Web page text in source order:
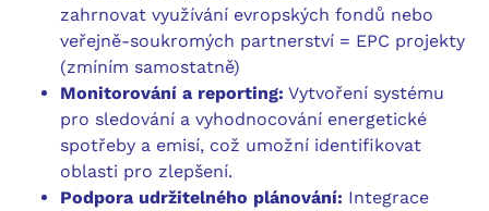
zahrnovat využívání evropských fondů nebo
veřejně-soukromých partnerství = EPC projekty
(zmíním samostatně)
Monitorování a reporting: Vytvoření systému
pro sledování a vyhodnocování energetické
spotřeby a emisí, což umožní identifikovat
oblasti pro zlepšení.
Podpora udržitelného plánování: Integrace